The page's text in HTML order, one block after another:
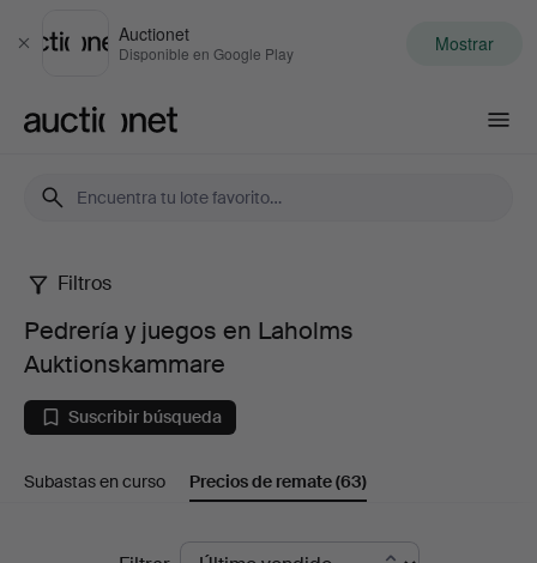
Cerrar
Auctionet
Disponible en Google Play Mostrar
Pedrería
juegos
en
Filtros
Pedrería y juegos en Laholms
Auktionskammare
Suscribir búsqueda
Subastas en curso Precios de remate(63)